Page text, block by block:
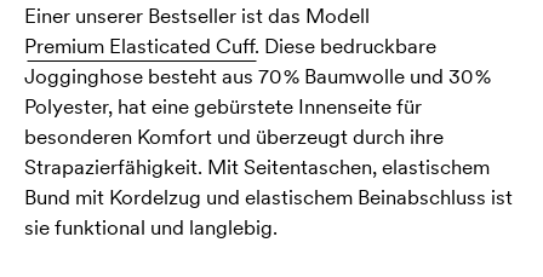
Einer unserer Bestseller ist das Modell
Premium Elasticated Cuff. Diese bedruckbare
Jogginghose besteht aus 70 % Baumwolle und 30 %
Polyester, hat eine gebürstete Innenseite für
besonderen Komfort und überzeugt durch ihre
Strapazierfähigkeit. Mit Seitentaschen, elastischem
Bund mit Kordelzug und elastischem Beinabschluss ist
sie funktional und langlebig.